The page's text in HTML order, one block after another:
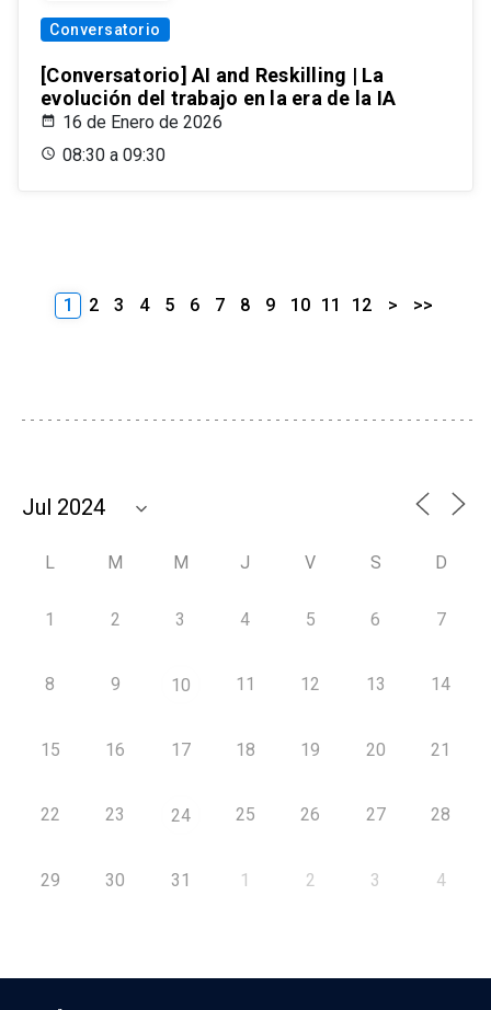
Conversatorio
[Conversatorio] AI and Reskilling | La
evolución del trabajo en la era de la IA
16 de Enero de 2026
08:30 a 09:30
1 2 3 4 5 6 7 8 9 10 11 12 > >>
L M M J V S D
1 2 3 4 5 6 7
8 9 10 11 12 13 14
15 16 17 18 19 20 21
22 23 24 25 26 27 28
29 30 31 1 2 3 4